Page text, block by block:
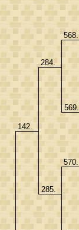
142.
284.
285.